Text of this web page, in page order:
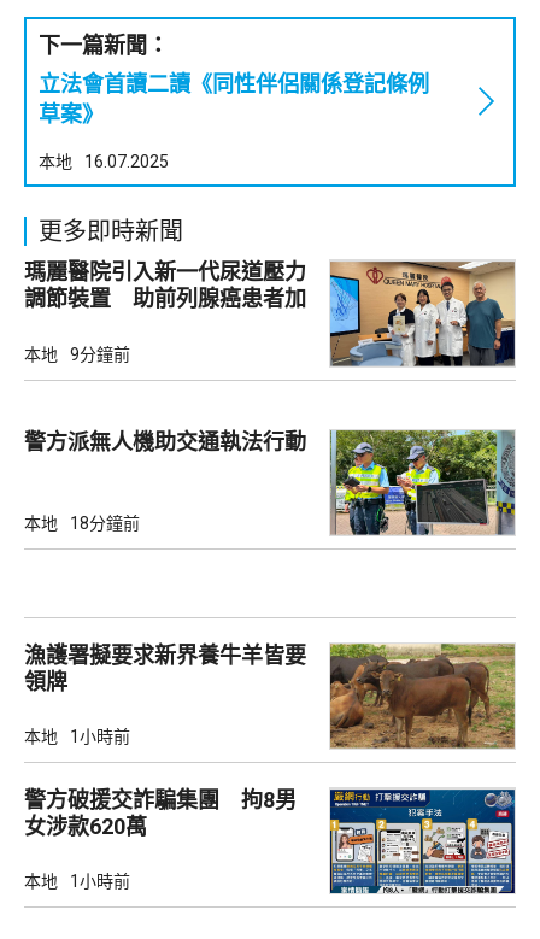
下一篇新聞：
立法會首讀二讀《同性伴侶關係登記條例
草案》
本地 16.07.2025
更多即時新聞
瑪麗醫院引入新一代尿道壓力
調節裝置 助前列腺癌患者加
本地 9分鐘前
警方派無人機助交通執法行動
本地 18分鐘前
漁護署擬要求新界養牛羊皆要
領牌
本地 1小時前
警方破援交詐騙集團 拘8男
女涉款620萬
本地 1小時前